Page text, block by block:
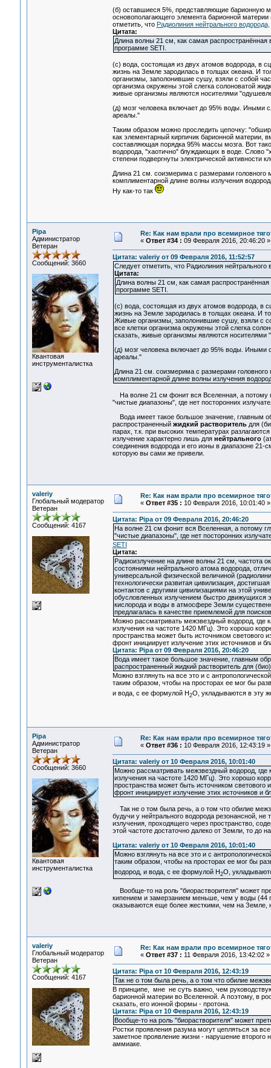
(б) оставшиеся 5%, представляющие барионную
основополагающего элемента барионной
отметить, что Радиолиния нейтрального водорода,
Цитата:
Длина волны 21 см, как самая
программе SETI.
(с) вода, состоящая из двух атомов водорода, в
жизнь на Земле зародилась в толщах океана. И
организмы, заполонившие сушу, взяли с собой
организма окружены этой слегка солоноватой
живые организмы являются носителями
(д) мозг человека включает до 95% воды. Иными
ареалы."
Таким образом можно проследить цепочку:
как элементарный кирпичик барионной материи,
составляющая порядка 95% массы мозга. Вот
водорода, "хаотично" блуждающих в воде. Слово
степени подвергнуты электрической активности
Длина 21 см. соизмерима с размерами головного
комплиментарной длине волны излучения
Ну как-то так
Pipa
Администратор
Ветеран
Сообщений: 3660
Квантовая
инструменталистка
Re: Как нам врали про всемирное
« Ответ #34 : 09 Февраля 2016, 20:46:20 »
Цитата: valeriy от 09 Февраля 2016, 11:52:57
Следует отметить, что Радиолиния
Цитата:
Длина волны 21 см, как самая
программе SETI.
(с) вода, состоящая из двух атомов водорода, в
жизнь на Земле зародилась в толщах океана. И
Живые организмы, заполонившие сушу, взяли с
все клетки организма окружены этой слегка
сказать, живые организмы являются носителями
(д) мозг человека включает до 95% воды. Иными
ареалы."
Длина 21 см. соизмерима с размерами головного
комплиментарной длине волны излучения
На волне 21 см фонит вся Вселенная, а потому
"чистые диапазоны", где нет посторонних
Вода имеет такое большое значение, главным
распространенный жидкий растворительдля
парах, т.к. при высоких температурах
излучение характерно лишь для нейтрального
соединения водорода и его ионы в диапазоне 21-
которую вы сами же привели.
valeriy
Глобальный модератор
Ветеран
Сообщений: 4167
Re: Как нам врали про всемирное
« Ответ #35 : 10 Февраля 2016, 10:01:40 »
Цитата: Pipa от 09 Февраля 2016, 20:46:20
На волне 21 см фонит вся Вселенная, а потому
"чистые диапазоны", где нет посторонних
SETI
Цитата:
Радиоизлучение на длине волны 21 см, частота
состояниями нейтрального атома водорода,
универсальной физической величиной
технологически развитая цивилизация,
контактов с другими цивилизациями на этой
обусловленных излучением быстро движущихся
кислорода и воды в атмосфере Земли
предлагалась в качестве приемлемой для
Можно рассматривать межзвездный водород,
излучения на частоте 1420 МГц). Это хорошо
пространства может быть источником светового
фронт инициирует излучение этих источников и
Цитата: Pipa от 09 Февраля 2016, 20:46:20
Вода имеет такое большое значение, главным
распространенный жидкий растворитель для
Можно взглянуть на все это и с
таким образом, чтобы на просторах ее мог бы
и вода, с ее формулой Н2O, укладываются в эту
Pipa
Администратор
Ветеран
Сообщений: 3660
Квантовая
инструменталистка
Re: Как нам врали про всемирное
« Ответ #36 : 10 Февраля 2016, 12:43:19 »
Цитата: valeriy от 10 Февраля 2016, 10:01:40
Можно рассматривать межзвездный водород,
излучения на частоте 1420 МГц). Это хорошо
пространства может быть источником светового
фронт инициирует излучение этих источников и
Так не о том была речь, а о том что обилие
будучи у нейтрального водорода резонансной,
излучения, проходящего через пространство,
этой частоте достаточно далеко от Земли, то до
Цитата: valeriy от 10 Февраля 2016, 10:01:40
Можно взглянуть на все это и с
таким образом, чтобы на просторах ее мог бы
водород, и вода, с ее формулой Н2O,
Вообще-то на роль "биорастворителя" может
кипением и замерзанием меньше, чем у воды (44
оказываются еще более жесткими, чем на Земле,
valeriy
Глобальный модератор
Ветеран
Сообщений: 4167
Re: Как нам врали про всемирное
« Ответ #37 : 11 Февраля 2016, 13:42:02 »
Цитата: Pipa от 10 Февраля 2016, 12:43:19
Так не о том была речь, а о том что обилие
В принципе, мне не суть важно, чем
барионной материи во Вселенной. А поэтому, в
сказать, его ионной формы - протона.
Цитата: Pipa от 10 Февраля 2016, 12:43:19
Вообще-то на роль "биорастворителя" может
Ростки проявления разума могут цепляться за
заметное проявление жизни - нарушение
аммиаке.